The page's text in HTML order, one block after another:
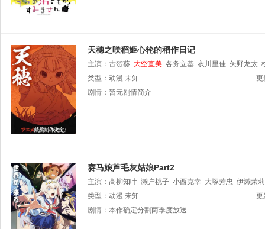
天穗之咲稻姬心轮的稻作日记
主演： 古贺葵 大空直美 各务立基 衣川里佳 矢野龙太
类型： 动漫 未知
更
剧情： 暂无剧情简介
赛马娘芦毛灰姑娘Part2
主演： 高柳知叶 濑户桃子 小西克幸 大塚芳忠 伊濑茉
香坂沙希 田所梓 石上
类型： 动漫 未知
更
剧情： 本作确定分割两季度放送